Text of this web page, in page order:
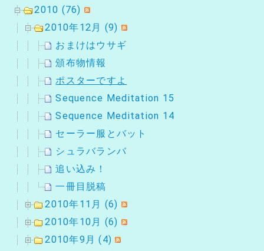
2010 (76)
2010年12月 (9)
おまけはウサギ
頒布物情報
ポスターですよ
Sequence Meditation 15
Sequence Meditation 14
セーラー服とバット
シュラバランバ
追い込み！
一冊目脱稿
2010年11月 (6)
2010年10月 (6)
2010年9月 (4)